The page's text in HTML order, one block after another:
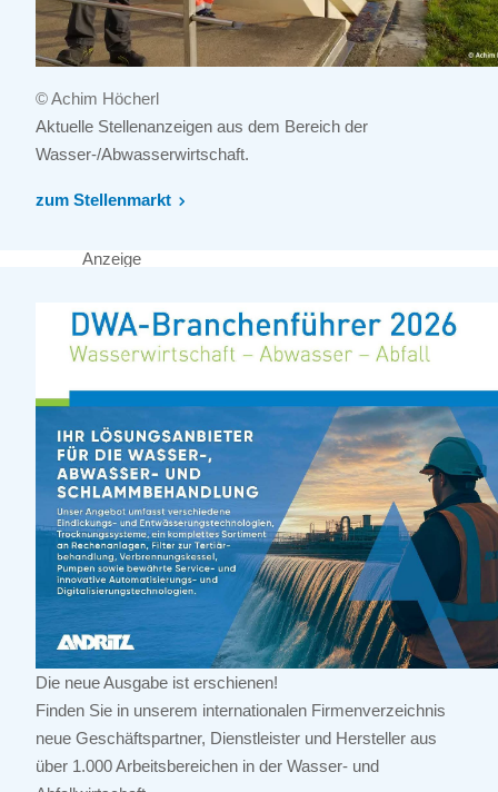
© Achim Höcherl
Aktuelle Stellenanzeigen aus dem Bereich der
Wasser-/Abwasserwirtschaft.
zum Stellenmarkt
Anzeige
Die neue Ausgabe ist erschienen!
Finden Sie in unserem internationalen Firmenverzeichnis
neue Geschäftspartner, Dienstleister und Hersteller aus
über 1.000 Arbeitsbereichen in der Wasser- und